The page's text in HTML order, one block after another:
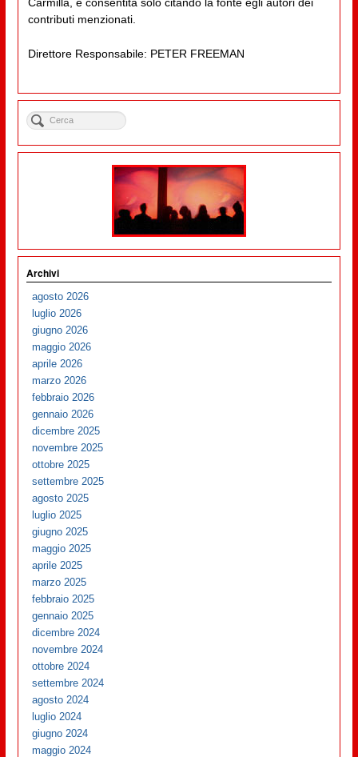
contributi menzionati.
Direttore Responsabile: PETER FREEMAN
Archivi
agosto 2026
luglio 2026
giugno 2026
maggio 2026
aprile 2026
marzo 2026
febbraio 2026
gennaio 2026
dicembre 2025
novembre 2025
ottobre 2025
settembre 2025
agosto 2025
luglio 2025
giugno 2025
maggio 2025
aprile 2025
marzo 2025
febbraio 2025
gennaio 2025
dicembre 2024
novembre 2024
ottobre 2024
settembre 2024
agosto 2024
luglio 2024
giugno 2024
maggio 2024